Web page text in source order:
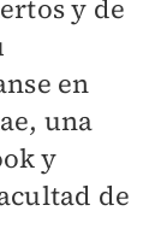
y de
en
una
y
de